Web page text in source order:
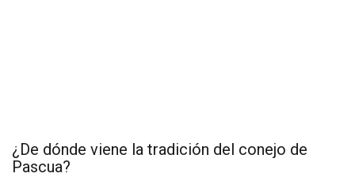
¿De dónde viene la tradición del conejo de
Pascua?